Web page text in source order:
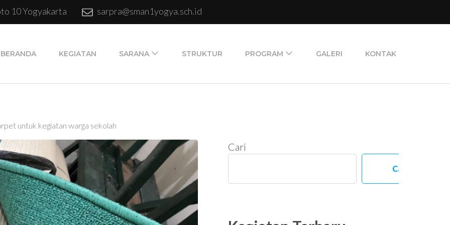
10 Yogyakarta sarpra@sman1yogya.sch.id
BERANDA KEGIATAN SARANA STRUKTUR PROGRAM GALERI KONTAK
untuk kegiatan warga sekolah
Cari
Cari